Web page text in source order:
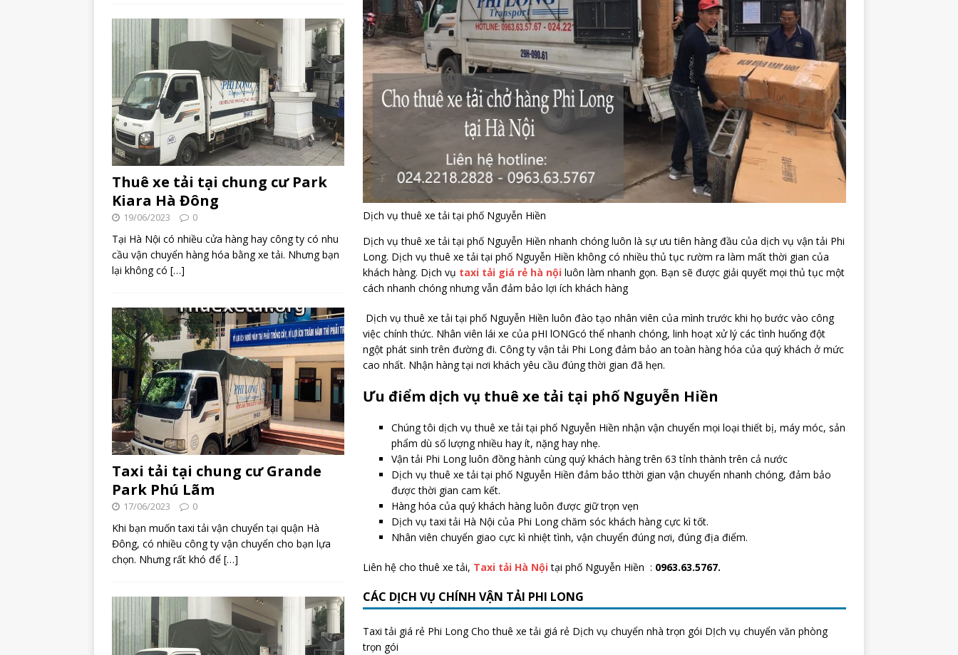
Dịch vụ thuê xe tải tại phố Nguyễn Hiền
Dịch vụ thuê xe tải tại phố Nguyễn Hiền nhanh chóng luôn là sự ưu tiên hàng đầu của dịch vụ vận tải Phi
Long. Dịch vụ thuê xe tải tại phố Nguyễn Hiền không có nhiều thủ tục rườm ra làm mất thời gian của
khách hàng. Dịch vụ taxi tải giá rẻ hà nội luôn làm nhanh gọn. Bạn sẽ được giải quyết mọi thủ tục một
cách nhanh chóng nhưng vẫn đảm bảo lợi ích khách hàng
Dịch vụ thuê xe tải tại phố Nguyễn Hiền luôn đào tạo nhân viên của mình trước khi họ bước vào công
việc chính thức. Nhân viên lái xe của pHI lONGcó thể nhanh chóng, linh hoạt xử lý các tình huống đột
ngột phát sinh trên đường đi. Công ty vận tải Phi Long đảm bảo an toàn hàng hóa của quý khách ở mức
cao nhất. Nhận hàng tại nơi khách yêu cầu đúng thời gian đã hẹn.
Ưu điểm dịch vụ thuê xe tải tại phố Nguyễn Hiền
Chúng tôi dịch vụ thuê xe tải tại phố Nguyễn Hiền nhận vận chuyển mọi loại thiết bị, máy móc, sản
phẩm dù số lượng nhiều hay ít, nặng hay nhẹ.
Vận tải Phi Long luôn đồng hành cùng quý khách hàng trên 63 tỉnh thành trên cả nước
Dịch vụ thuê xe tải tại phố Nguyễn Hiền đảm bảo tthời gian vận chuyển nhanh chóng, đảm bảo
được thời gian cam kết.
Hàng hóa của quý khách hàng luôn được giữ trọn vẹn
Dịch vụ taxi tải Hà Nội của Phi Long chăm sóc khách hàng cực kì tốt.
Nhân viên chuyển giao cực kì nhiệt tình, vận chuyển đúng nơi, đúng địa điểm.
Liên hệ cho thuê xe tải, Taxi tải Hà Nội tại phố Nguyễn Hiền : 0963.63.5767.
CÁC DỊCH VỤ CHÍNH VẬN TẢI PHI LONG
Taxi tải giá rẻ Phi Long Cho thuê xe tải giá rẻ Dịch vụ chuyển nhà trọn gói DỊch vụ chuyển văn phòng
trọn gói
Thuê xe tải tại chung cư Park
Kiara Hà Đông
19/06/2023 0
Tại Hà Nội có nhiều cửa hàng hay công ty có nhu
cầu vận chuyển hàng hóa bằng xe tải. Nhưng bạn
lại không có […]
Taxi tải tại chung cư Grande
Park Phú Lãm
17/06/2023 0
Khi bạn muốn taxi tải vận chuyển tại quận Hà
Đông, có nhiều công ty vận chuyển cho bạn lựa
chọn. Nhưng rất khó để […]